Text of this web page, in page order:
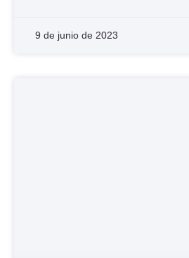
9 de junio de 2023